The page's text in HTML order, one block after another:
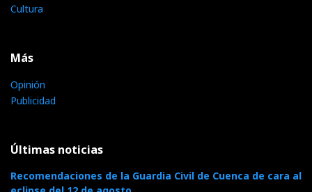
Cultura
Más
Opinión
Publicidad
Últimas noticias
Recomendaciones de la Guardia Civil de Cuenca de cara al